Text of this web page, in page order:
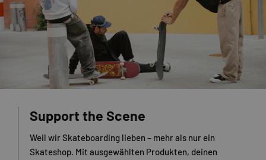
Support the Scene
Weil wir Skateboarding lieben – mehr als nur ein
Skateshop. Mit ausgewählten Produkten, deinen